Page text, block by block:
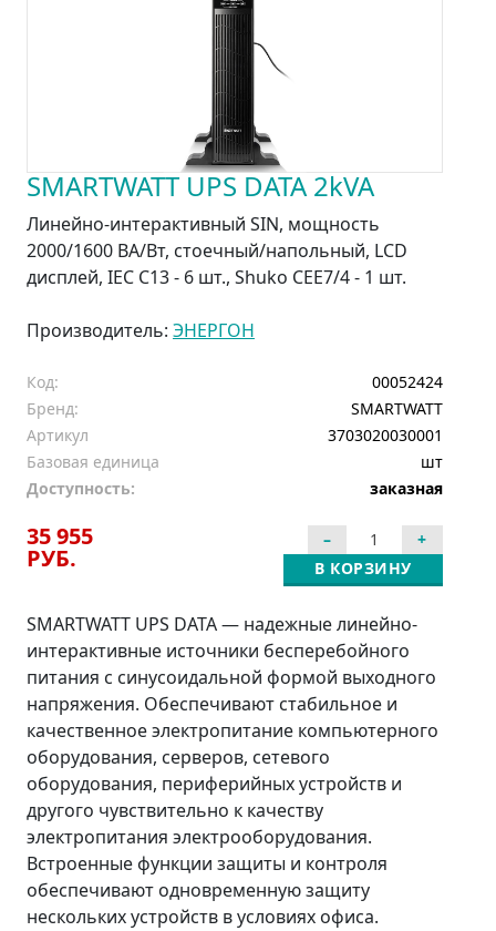
SMARTWATT UPS DATA 2kVA
Линейно-интерактивный SIN, мощность
2000/1600 ВА/Вт, стоечный/напольный, LCD
дисплей, IEC C13 - 6 шт., Shuko CEE7/4 - 1 шт.
Производитель: ЭНЕРГОН
Код:
00052424
Бренд:
SMARTWATT
Артикул
3703020030001
Базовая единица
шт
Доступность:
заказная
35 955
РУБ. В КОРЗИНУ
SMARTWATT UPS DATA — надежные линейно-
интерактивные источники бесперебойного
питания с синусоидальной формой выходного
напряжения. Обеспечивают стабильное и
качественное электропитание компьютерного
оборудования, серверов, сетевого
оборудования, периферийных устройств и
другого чувствительно к качеству
электропитания электрооборудования.
Встроенные функции защиты и контроля
обеспечивают одновременную защиту
нескольких устройств в условиях офиса.